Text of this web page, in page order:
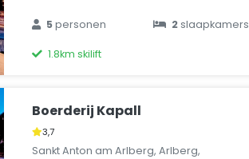
5personen 2slaapkamers
1.8km skilift
Boerderij Kapall
3,7
Sankt Anton am Arlberg, Arlberg,